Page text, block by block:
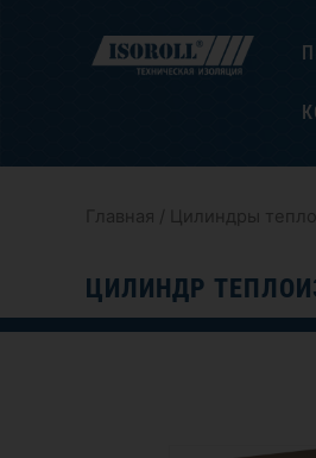
Главная / Цилиндры
ЦИЛИНДР